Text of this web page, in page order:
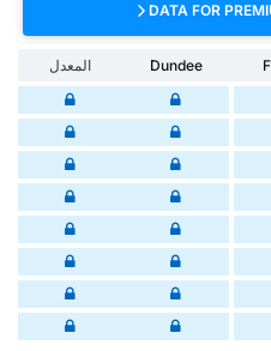
DATA FOR
Dundee
المعدل